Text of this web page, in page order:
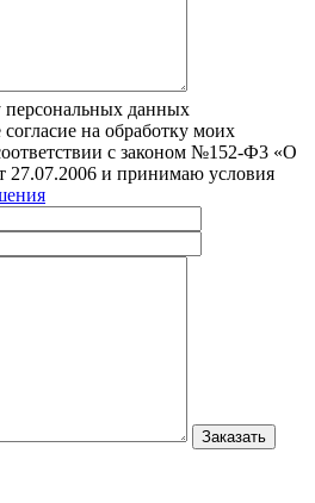
персональных данных
на обработку моих
с законом №152-Ф3 «О
27.07.2006 и принимаю условия